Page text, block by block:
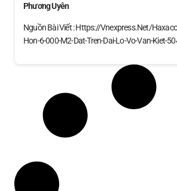
Phương Uyên
Nguồn Bài Viết : Https://vnexpress.net/
Hon-6-000-M2-Dat-Tren-Dai-Lo-Vo-Van-Kiet-